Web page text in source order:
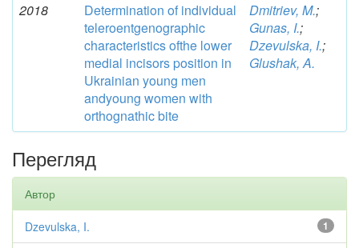
2018
Determination of individual
teleroentgenographic
characteristics ofthe lower
medial incisors position in
Ukrainian young men
andyoung women with
orthognathic bite
Dmitriev, M.;
Gunas, I.;
Dzevulska, I.;
Glushak, A.
Перегляд
Автор
1
Dzevulska, I.